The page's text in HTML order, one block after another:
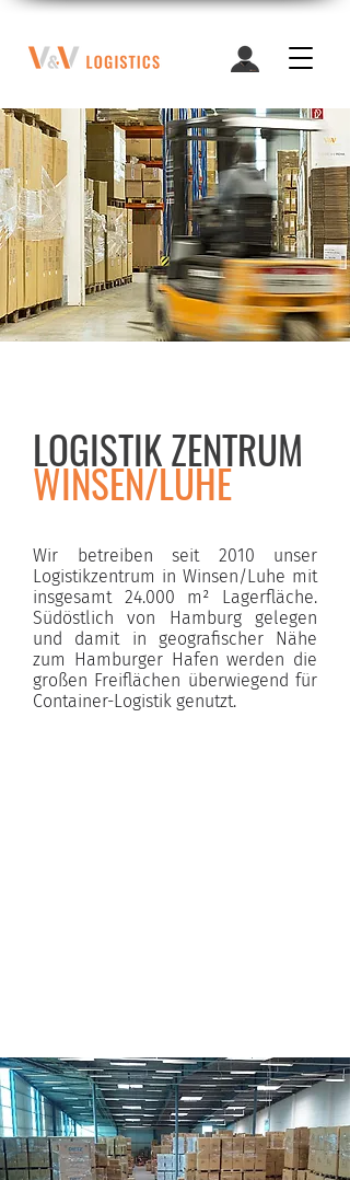
LOGISTIK ZENTRUM
WINSEN/LUHE
Wir betreiben seit 2010 unser
Logistikzentrum in Winsen/Luhe mit
insgesamt 24.000 m² Lagerfläche.
Südöstlich von Hamburg gelegen
und damit in geografischer Nähe
zum Hamburger Hafen werden die
großen Freiflächen überwiegend für
Container-Logistik genutzt.